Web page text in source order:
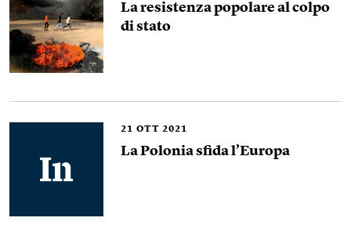
La resistenza popolare al colpo
di stato
21 OTT 2021
La Polonia sfida l’Europa